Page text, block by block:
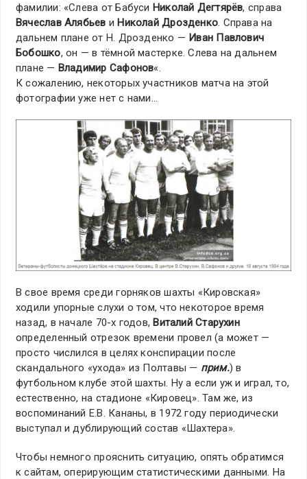
фамилии: «Слева от Бабуси Николай Дегтярёв, справа
Вячеслав Алябьев и Николай Дрозденко. Справа на
дальнем плане от Н. Дрозденко — Иван Павлович
Бобошко, он — в тёмной мастерке. Слева на дальнем
плане — Владимир Сафонов«.
К сожалению, некоторых участников матча на этой
фотографии уже нет с нами…
В свое время среди горняков шахты «Кировская»
ходили упорные слухи о том, что некоторое время
назад, в начале 70-х годов, Виталий Старухин
определенный отрезок времени провел (а может —
просто числился в целях конспирации после
скандального «ухода» из Полтавы — прим.) в
футбольном клубе этой шахты. Ну а если уж и играл, то,
естественно, на стадионе «Кировец». Там же, из
воспоминаний Е.В. Кананы, в 1972 году периодически
выступал и дублирующий состав «Шахтера».
Чтобы немного прояснить ситуацию, опять обратимся
к сайтам, оперирующим статистическими данными. На